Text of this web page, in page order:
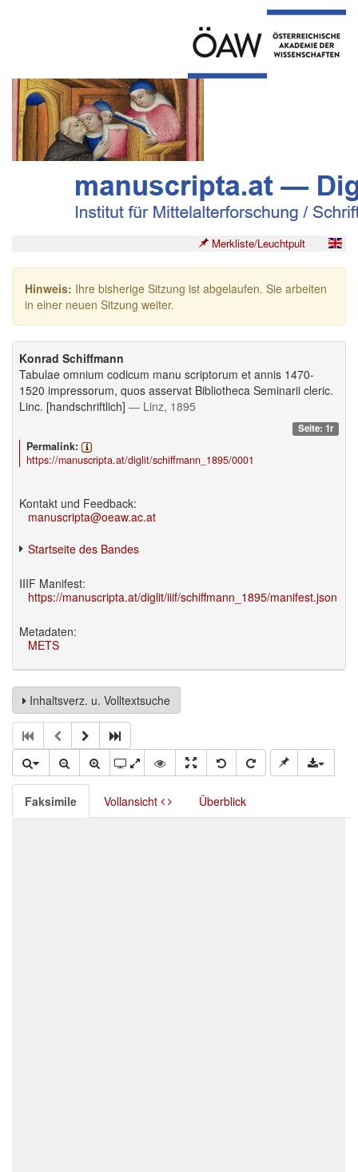
Merkliste/Leuchtpult
Hinweis: Ihre bisherige Sitzung ist abgelaufen. Sie arbeiten
in einer neuen Sitzung weiter.
Konrad Schiffmann
Tabulae omnium codicum manu scriptorum et annis 1470-
1520 impressorum, quos asservat Bibliotheca Seminarii cleric.
Linc. [handschriftlich] — Linz, 1895
Seite: 1r
Permalink:
https://manuscripta.at/diglit/schiffmann_1895/0001
Kontakt und Feedback:
manuscripta@oeaw.ac.at
Startseite des Bandes
IIIF Manifest:
https://manuscripta.at/diglit/iiif/schiffmann_1895/manifest.json
Metadaten:
METS
Inhaltsverz. u. Volltextsuche
Faksimile Vollansicht Überblick